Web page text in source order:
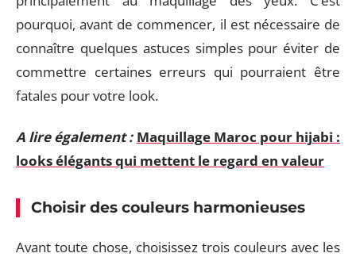
pourquoi, avant de commencer, il est nécessaire de
connaître quelques astuces simples pour éviter de
commettre certaines erreurs qui pourraient être
fatales pour votre look.
A lire également : Maquillage Maroc pour hijabi :
looks élégants qui mettent le regard en valeur
Choisir des couleurs harmonieuses
Avant toute chose, choisissez trois couleurs avec les